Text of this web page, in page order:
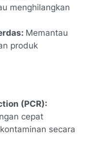
menghilangkan
Memantau
produk
(PCR):
cepat
secara